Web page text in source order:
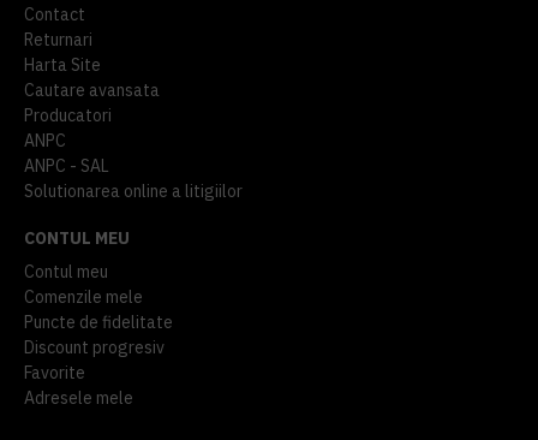
Contact
Returnari
Harta Site
Cautare avansata
Producatori
ANPC
ANPC - SAL
Solutionarea online a litigiilor
CONTUL MEU
Contul meu
Comenzile mele
Puncte de fidelitate
Discount progresiv
Favorite
Adresele mele